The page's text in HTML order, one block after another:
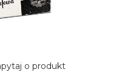
o produkt